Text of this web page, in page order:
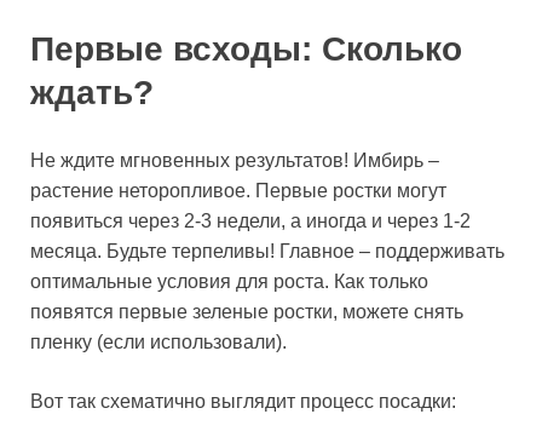
Первые всходы: Сколько
ждать?
Не ждите мгновенных результатов! Имбирь –
растение неторопливое. Первые ростки могут
появиться через 2-3 недели, а иногда и через 1-2
месяца. Будьте терпеливы! Главное – поддерживать
оптимальные условия для роста. Как только
появятся первые зеленые ростки, можете снять
пленку (если использовали).
Вот так схематично выглядит процесс посадки: